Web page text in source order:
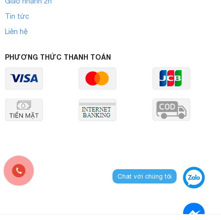
Tin tức
Liên hệ
PHƯƠNG THỨC THANH TOÁN
Chat với chúng tôi